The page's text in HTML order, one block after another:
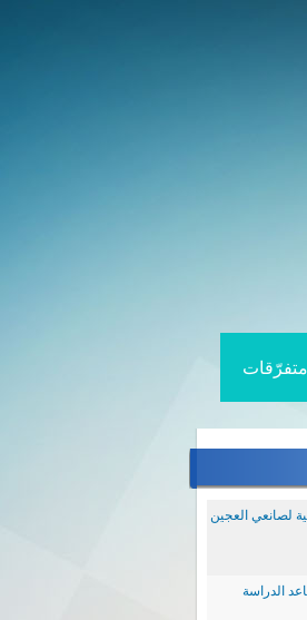
متفرّقات
لصانعي العجين
الدراسة